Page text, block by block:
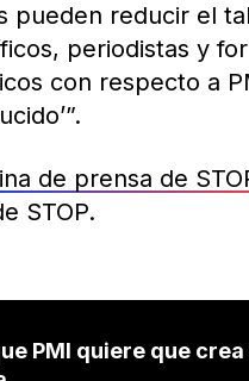
pueden reducir el
periodistas y
con respecto a
de prensa de
STOP.
PMI quiere que